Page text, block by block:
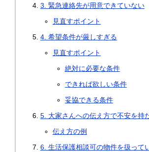
3. 緊急連絡先が用意できていない
見直すポイント
4. 希望条件が厳しすぎる
見直すポイント
絶対に必要な条件
できれば欲しい条件
妥協できる条件
5. 大家さんへの伝え方で不安を持
伝え方の例
6. 生活保護相談可の物件を扱って